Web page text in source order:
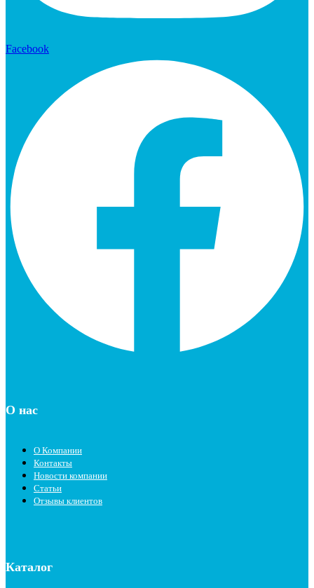
Facebook
О нас
О Компании
Контакты
Новости компании
Статьи
Отзывы клиентов
Каталог